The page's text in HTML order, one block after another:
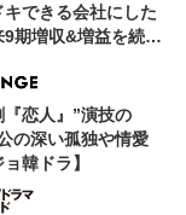
できる会社にした
期増収&増益を続け
恋人』”演技の
の深い孤独や情愛
韓ドラ】